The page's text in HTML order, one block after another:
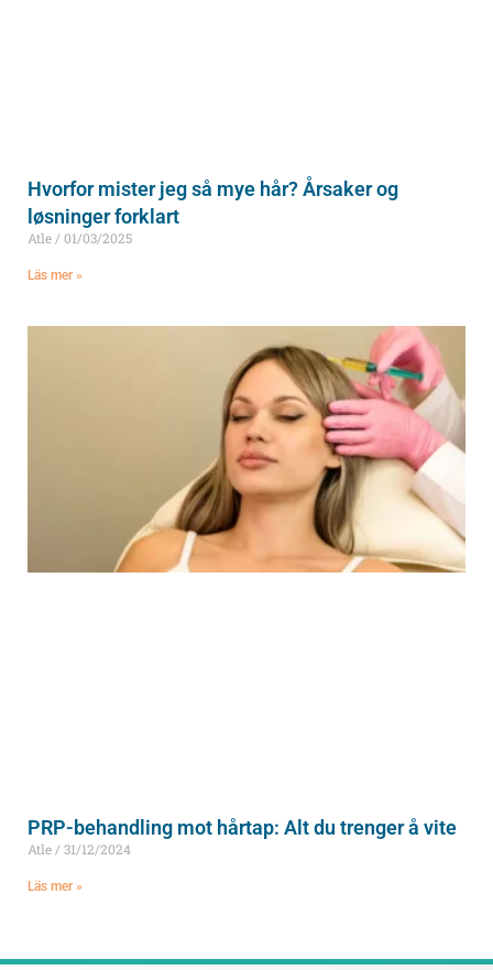
Hvorfor mister jeg så mye hår? Årsaker og
løsninger forklart
Atle 01/03/2025
Läs mer »
PRP-behandling mot hårtap: Alt du trenger å vite
Atle 31/12/2024
Läs mer »